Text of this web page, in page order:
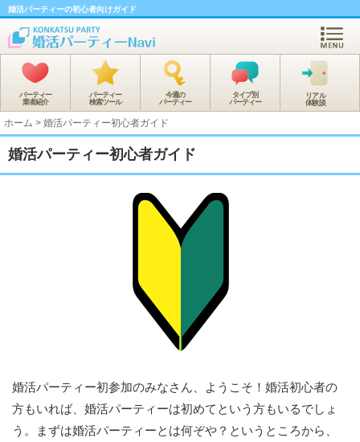
婚活パーティーの初心者向けガイド
パーティー
業者紹介
パーティー
検索ツール
今週の
パーティー
タイプ別
パーティー
リアル
体験談
ホーム > 婚活パーティー初心者ガイド
婚活パーティー初心者ガイド
婚活パーティー初参加のみなさん、ようこそ！婚活初心者の
方もいれば、婚活パーティーは初めてという方もいるでしょ
う。まずは婚活パーティーとは何ぞや？というところから、